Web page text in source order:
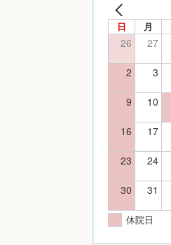
日 月
26 27
2 3
9 10
16 17
23 24
30 31
休院日